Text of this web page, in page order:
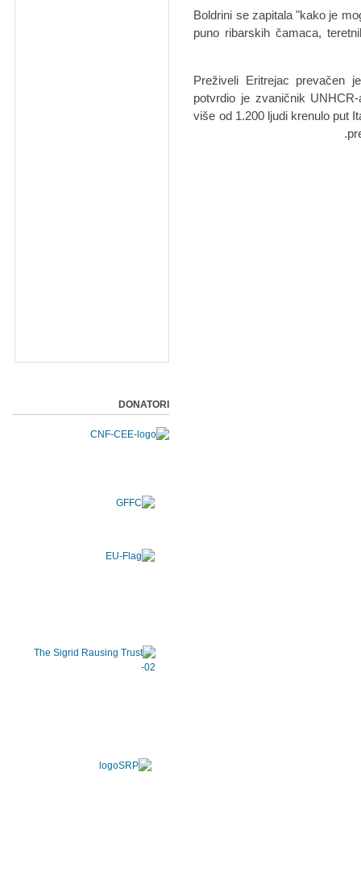
Boldrini se zapitala "kako je
puno ribarskih čamaca,
Preživeli Eritrejac prevačen
potvrdio je zvaničnik
više od 1.200 ljudi krenulo put
DONATORI